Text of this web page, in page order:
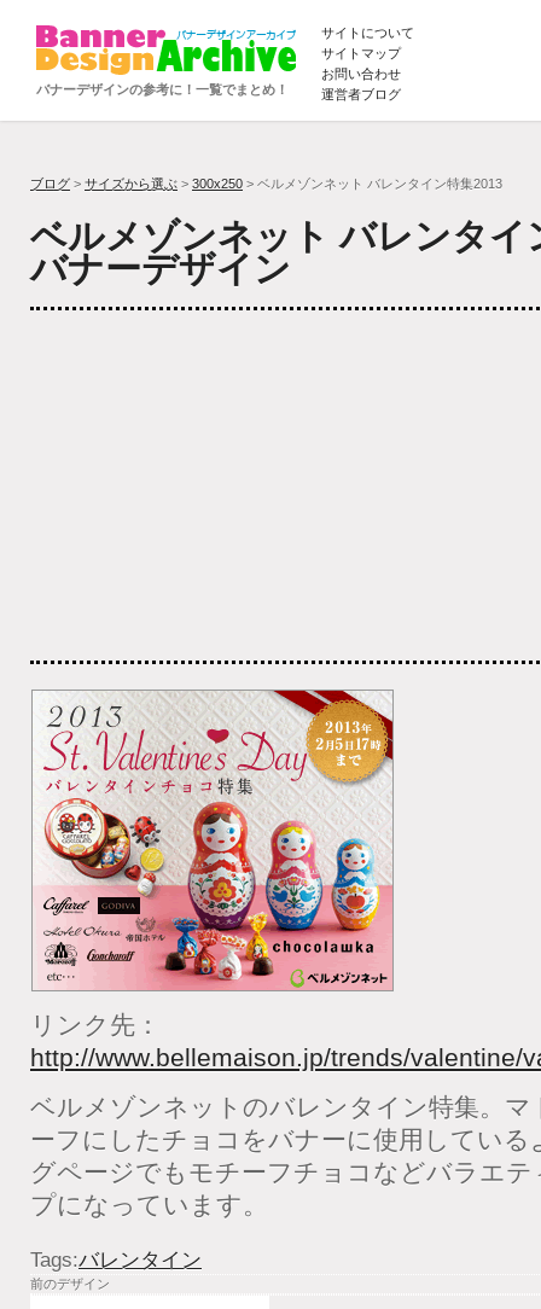
バナーデザインの参考に！一覧でまとめ！
サイトについて
サイトマップ
お問い合わせ
運営者ブログ
ブログ > サイズから選ぶ > 300x250 > ベルメゾンネット バレンタイン特集2013
ベルメゾンネット バレンタイ
バナーデザイン
リンク先：
http://www.bellemaison.jp/trends/valentine/
ベルメゾンネットのバレンタイン特集。
ーフにしたチョコをバナーに使用してい
グページでもモチーフチョコなどバラエ
プになっています。
Tags:バレンタイン
前のデザイン